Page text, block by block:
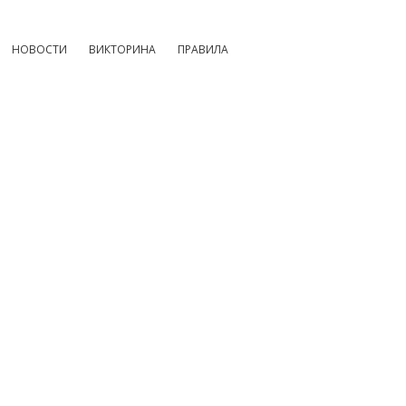
НОВОСТИ ВИКТОРИНА ПРАВИЛА